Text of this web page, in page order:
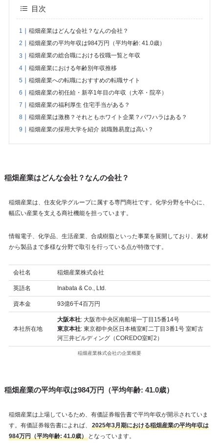
目次
稲畑産業はどんな会社？なんの会社？
稲畑産業の平均年収は984万円（平均年齢: 41.0歳）
稲畑産業の総合職における役職一覧と年収
稲畑産業における年齢別年収推移
稲畑産業への転職におすすめの転職サイト
稲畑産業の初任給・新卒1年目の年収（大卒・院卒）
稲畑産業の福利厚生 住宅手当がある？
稲畑産業は激務？それともホワイト企業？パワハラはある？
稲畑産業の採用大学を紹介 就職難易度は高い？
稲畑産業はどんな会社？なんの会社？
稲畑産業は、住友化学グループに属する専門商社です。化学分野を中心に、
幅広い産業を支える商社機能を担っています。
情報電子、化学品、生活産業、合成樹脂といった事業を展開しており、素材
から製品まで多様な分野で取引を行っている点が特徴です。
会社名 稲畑産業株式会社
英語名 Inabata & Co., Ltd.
資本金 93億6千4百万円
本社所在地
大阪本社: 大阪市中央区南船場一丁目15番14号
東京本社: 東京都中央区日本橋室町二丁目3番1号 室町古
河三井ビルディング（COREDO室町2）
稲畑産業株式会社の企業概要
稲畑産業の平均年収は984万円（平均年齢: 41.0歳）
稲畑産業は上場しているため、有価証券報告書で平均年収が開示されていま
す。有価証券報告書によれば、
2025年3月期における稲畑産業の平均年収は
984万円（平均年齢: 41.0歳）となっています。